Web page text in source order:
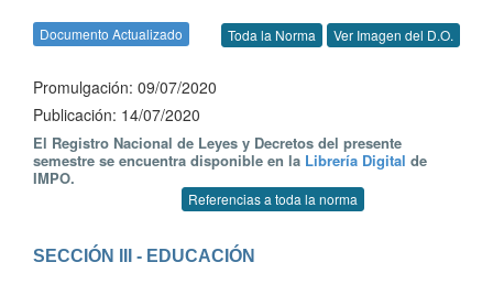
Documento Actualizado Toda la Norma Ver Imagen del D.O.
Promulgación: 09/07/2020
Publicación: 14/07/2020
El Registro Nacional de Leyes y Decretos del presente
semestre se encuentra disponible en la Librería Digital de
IMPO.
Referencias a toda la norma
SECCIÓN III - EDUCACIÓN